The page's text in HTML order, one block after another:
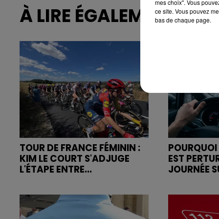
À LIRE ÉGALEMENT
TOUR DE FRANCE FÉMININ :
KIM LE COURT S'ADJUGE
L'ÉTAPE ENTRE...
EST
JOURNÉE
mes choix". Vous
ce site. Vous pouvez
bas de chaque page.